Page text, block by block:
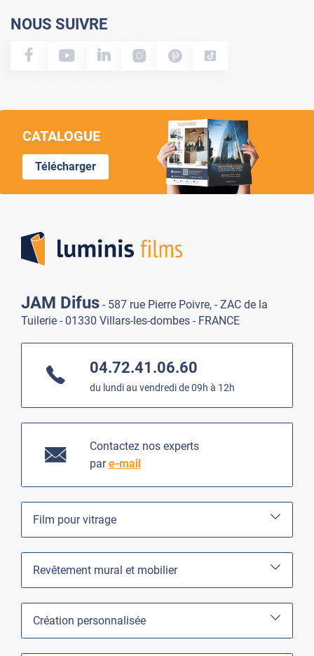
NOUS SUIVRE
CATALOGUE
Télécharger
JAM Difus - 587 rue Pierre Poivre, - ZAC de la
Tuilerie - 01330 Villars-les-dombes - FRANCE
04.72.41.06.60
du lundi au vendredi de 09h à 12h
Contactez nos experts
pare-mail
Film pour vitrage
Revêtement mural et mobilier
Création personnalisée